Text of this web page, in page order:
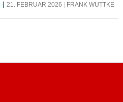
21. FEBRUAR 2026 FRANK WUTTKE